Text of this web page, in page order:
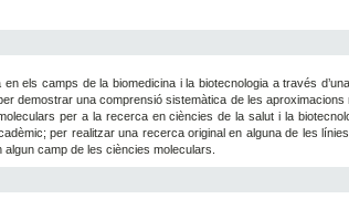
en els camps de la biomedicina i la biotecnologia a través
demostrar una comprensió sistemàtica de les
per a la recerca en ciències de la salut i la
per realitzar una recerca original en alguna de les
camp de les ciències moleculars.